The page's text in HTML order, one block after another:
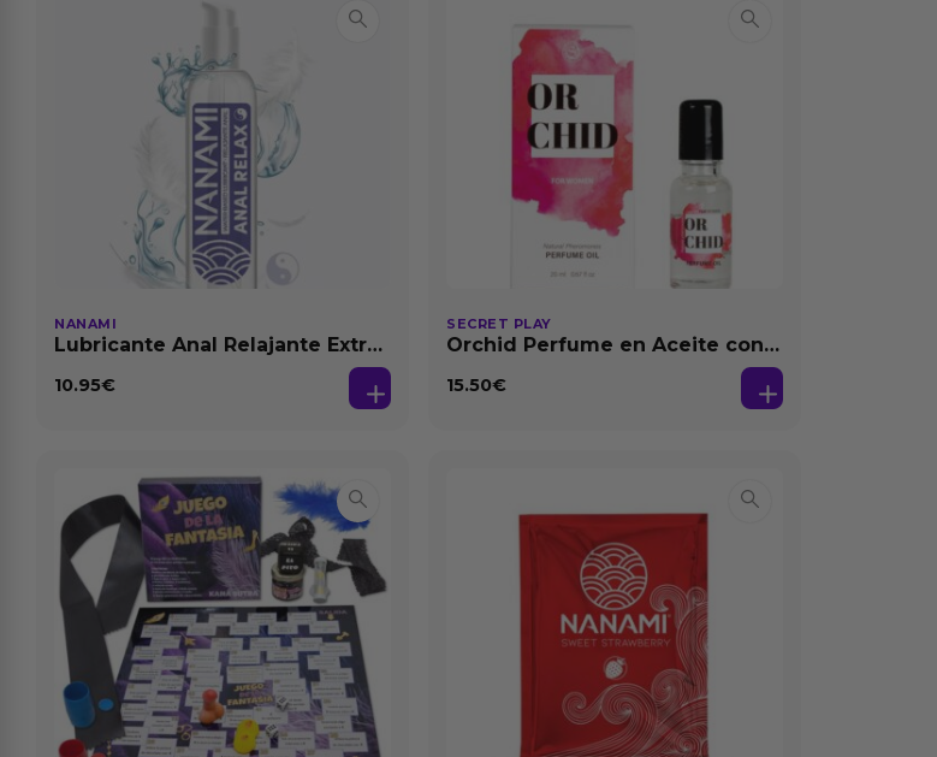
NANAMI
Lubricante Anal Relajante Extra
10.95€
SECRET PLAY
Orchid Perfume en Aceite con
15.50€